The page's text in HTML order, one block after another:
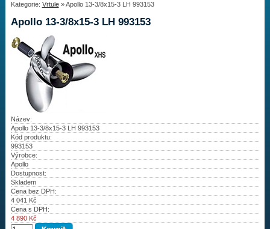
Provedení:
Výrobce:
Drážky na hřídeli:
Najít vrtuli
Motory
Vrtule
Redukční pouzdra XHS
Kontakty
Aktuality
Kategorie: Vrtule» Apollo 13-3/8x15-3 LH 993153
Apollo 13-3/8x15-3 LH 993153
Název:
Apollo 13-3/8x15-3 LH 993153
Kód produktu:
993153
Výrobce:
Apollo
Dostupnost:
Skladem
Cena bez DPH:
4 041
Kč
Cena s DPH:
4 890Kč